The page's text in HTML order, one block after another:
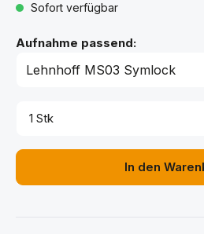
Sofort verfügbar
Aufnahme passend:auswählen
Produkt Anzahl: Gib den
In den